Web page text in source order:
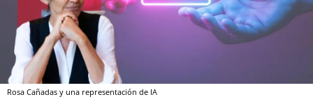
Rosa Cañadas y una representación de IA